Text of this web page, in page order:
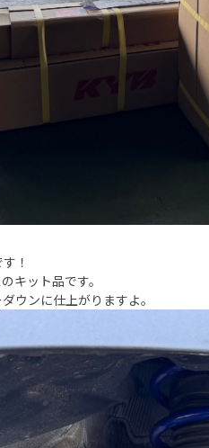
！
キット品です。
ウンに仕上がりますよ。